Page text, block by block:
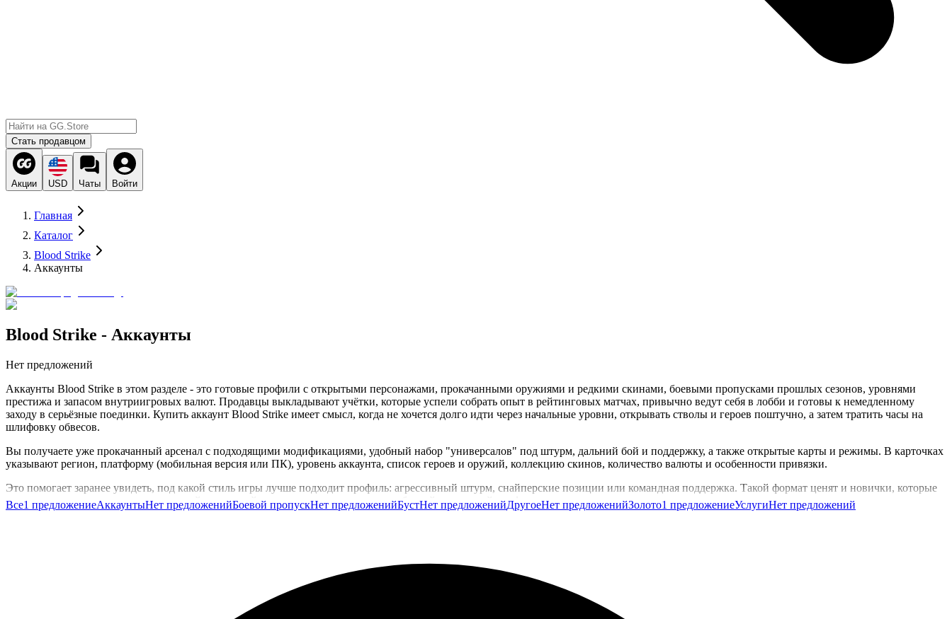
Стать продавцом
Акции USD Чаты Войти
Главная
Каталог
Blood Strike
Аккаунты
Blood Strike - Аккаунты
Нет предложений
Аккаунты Blood Strike в этом разделе - это готовые профили с открытыми персонажами, прокачанными оружиями и редкими скинами, боевыми пропусками прошлых сезонов, уровнями
престижа и запасом внутриигровых валют. Продавцы выкладывают учётки, которые успели собрать опыт в рейтинговых матчах, привычно ведут себя в лобби и готовы к немедленному
заходу в серьёзные поединки. Купить аккаунт Blood Strike имеет смысл, когда не хочется долго идти через начальные уровни, открывать стволы и героев поштучно, а затем тратить часы на
шлифовку обвесов.
Вы получаете уже прокачанный арсенал с подходящими модификациями, удобный набор "универсалов" под штурм, дальний бой и поддержку, а также открытые карты и режимы. В карточках
указывают регион, платформу (мобильная версия или ПК), уровень аккаунта, список героев и оружий, коллекцию скинов, количество валюты и особенности привязки.
Это помогает заранее увидеть, под какой стиль игры лучше подходит профиль: агрессивный штурм, снайперские позиции или командная поддержка. Такой формат ценят и новички, которые
хотят сразу играть на равных с опытной компанией, и ветераны, которым нужен боевой вторичный профиль под нестандартные задачи или стримы.
Все1 предложениеАккаунтыНет предложенийБоевой пропускНет предложенийБустНет предложенийДругоеНет предложенийЗолото1 предложениеУслугиНет предложений